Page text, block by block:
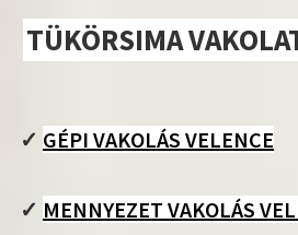
TÜKÖRSIMA
✓ GÉPI VAKOLÁS VELENCE
✓ MENNYEZET VAKOLÁS